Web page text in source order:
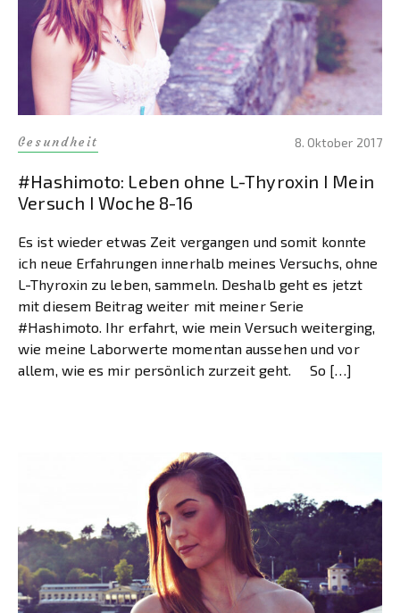
Gesundheit 8. Oktober 2017
#Hashimoto: Leben ohne L-Thyroxin I Mein
Versuch I Woche 8-16
Es ist wieder etwas Zeit vergangen und somit konnte
ich neue Erfahrungen innerhalb meines Versuchs, ohne
L-Thyroxin zu leben, sammeln. Deshalb geht es jetzt
mit diesem Beitrag weiter mit meiner Serie
#Hashimoto. Ihr erfahrt, wie mein Versuch weiterging,
wie meine Laborwerte momentan aussehen und vor
allem, wie es mir persönlich zurzeit geht. So […]